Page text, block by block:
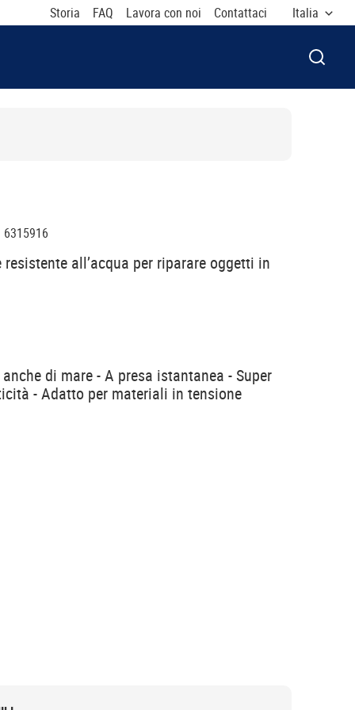
Storia FAQ Lavora con noi Contattaci Italia
APRI
6315916
all’acqua per riparare oggetti in
di mare - A presa istantanea - Super
- Adatto per materiali in tensione